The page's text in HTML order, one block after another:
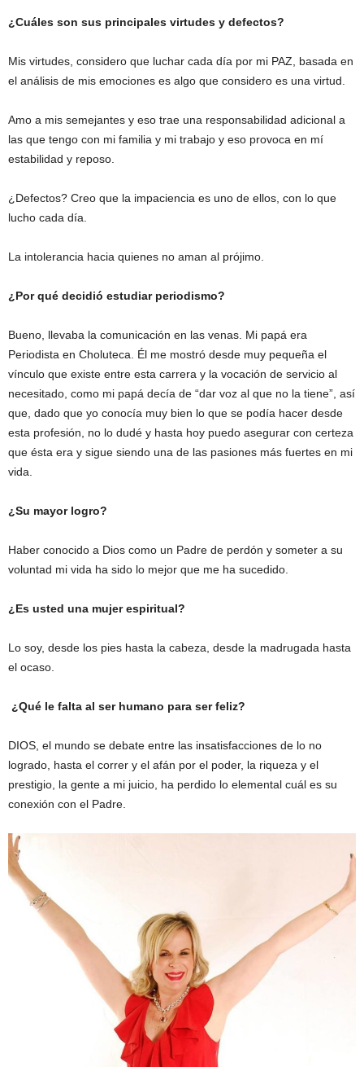
¿Cuáles son sus principales virtudes y defectos?
Mis virtudes, considero que luchar cada día por mi PAZ, basada en
el análisis de mis emociones es algo que considero es una virtud.
Amo a mis semejantes y eso trae una responsabilidad adicional a
las que tengo con mi familia y mi trabajo y eso provoca en mí
estabilidad y reposo.
¿Defectos? Creo que la impaciencia es uno de ellos, con lo que
lucho cada día.
La intolerancia hacia quienes no aman al prójimo.
¿Por qué decidió estudiar periodismo?
Bueno, llevaba la comunicación en las venas. Mi papá era
Periodista en Choluteca. Él me mostró desde muy pequeña el
vínculo que existe entre esta carrera y la vocación de servicio al
necesitado, como mi papá decía de “dar voz al que no la tiene”, así
que, dado que yo conocía muy bien lo que se podía hacer desde
esta profesión, no lo dudé y hasta hoy puedo asegurar con certeza
que ésta era y sigue siendo una de las pasiones más fuertes en mi
vida.
¿Su mayor logro?
Haber conocido a Dios como un Padre de perdón y someter a su
voluntad mi vida ha sido lo mejor que me ha sucedido.
¿Es usted una mujer espiritual?
Lo soy, desde los pies hasta la cabeza, desde la madrugada hasta
el ocaso.
¿Qué le falta al ser humano para ser feliz?
DIOS, el mundo se debate entre las insatisfacciones de lo no
logrado, hasta el correr y el afán por el poder, la riqueza y el
prestigio, la gente a mi juicio, ha perdido lo elemental cuál es su
conexión con el Padre.